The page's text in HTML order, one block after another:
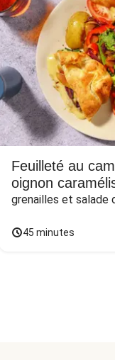
Feuilleté au
oignon
grenailles et salade
45 minutes